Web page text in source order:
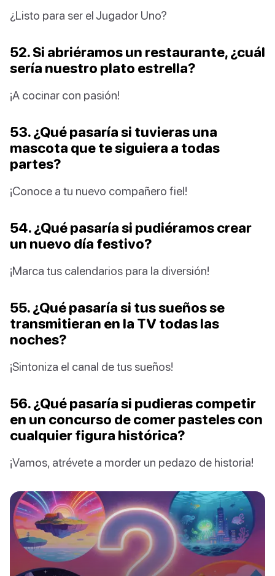
¿Listo para ser el Jugador Uno?
52. Si abriéramos un restaurante, ¿cuál
sería nuestro plato estrella?
¡A cocinar con pasión!
53. ¿Qué pasaría si tuvieras una
mascota que te siguiera a todas
partes?
¡Conoce a tu nuevo compañero fiel!
54. ¿Qué pasaría si pudiéramos crear
un nuevo día festivo?
¡Marca tus calendarios para la diversión!
55. ¿Qué pasaría si tus sueños se
transmitieran en la TV todas las
noches?
¡Sintoniza el canal de tus sueños!
56. ¿Qué pasaría si pudieras competir
en un concurso de comer pasteles con
cualquier figura histórica?
¡Vamos, atrévete a morder un pedazo de historia!